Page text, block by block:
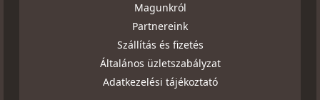
Magunkról
Partnereink
Szállítás és fizetés
Általános üzletszabályzat
Adatkezelési tájékoztató